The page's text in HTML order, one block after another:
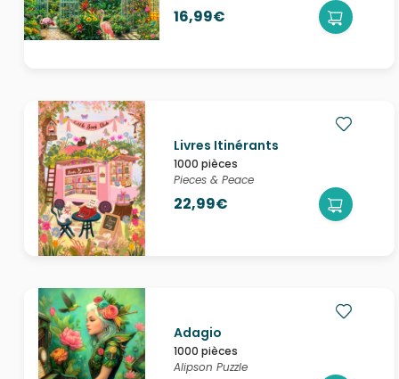
16,99€
Livres Itinérants
1000 pièces
Pieces & Peace
22,99€
Adagio
1000 pièces
Alipson Puzzle